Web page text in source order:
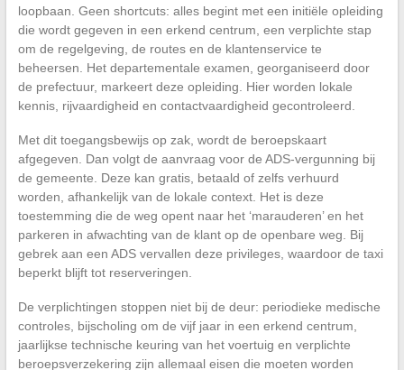
loopbaan. Geen shortcuts: alles begint met een initiële opleiding
die wordt gegeven in een erkend centrum, een verplichte stap
om de regelgeving, de routes en de klantenservice te
beheersen. Het departementale examen, georganiseerd door
de prefectuur, markeert deze opleiding. Hier worden lokale
kennis, rijvaardigheid en contactvaardigheid gecontroleerd.
Met dit toegangsbewijs op zak, wordt de beroepskaart
afgegeven. Dan volgt de aanvraag voor de ADS-vergunning bij
de gemeente. Deze kan gratis, betaald of zelfs verhuurd
worden, afhankelijk van de lokale context. Het is deze
toestemming die de weg opent naar het ‘marauderen’ en het
parkeren in afwachting van de klant op de openbare weg. Bij
gebrek aan een ADS vervallen deze privileges, waardoor de taxi
beperkt blijft tot reserveringen.
De verplichtingen stoppen niet bij de deur: periodieke medische
controles, bijscholing om de vijf jaar in een erkend centrum,
jaarlijkse technische keuring van het voertuig en verplichte
beroepsverzekering zijn allemaal eisen die moeten worden